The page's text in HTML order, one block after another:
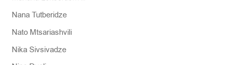
Nana Tutberidze
Nato Mtsariashvili
Nika Sivsivadze